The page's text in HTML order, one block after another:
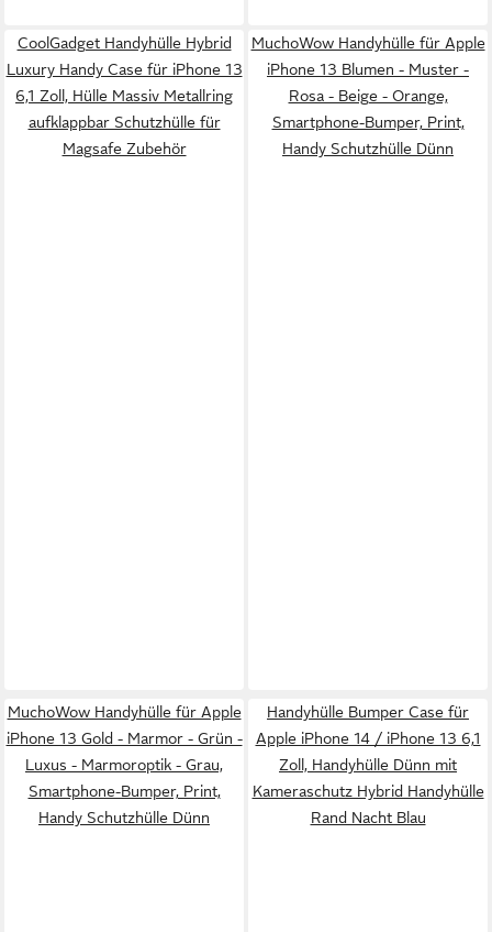
CoolGadget Handyhülle Hybrid
Luxury Handy Case für iPhone 13
6,1 Zoll, Hülle Massiv Metallring
aufklappbar Schutzhülle für
Magsafe Zubehör
MuchoWow Handyhülle für Apple
iPhone 13 Blumen - Muster -
Rosa - Beige - Orange,
Smartphone-Bumper, Print,
Handy Schutzhülle Dünn
MuchoWow Handyhülle für Apple
iPhone 13 Gold - Marmor - Grün -
Luxus - Marmoroptik - Grau,
Smartphone-Bumper, Print,
Handy Schutzhülle Dünn
Handyhülle Bumper Case für
Apple iPhone 14 / iPhone 13 6,1
Zoll, Handyhülle Dünn mit
Kameraschutz Hybrid Handyhülle
Rand Nacht Blau